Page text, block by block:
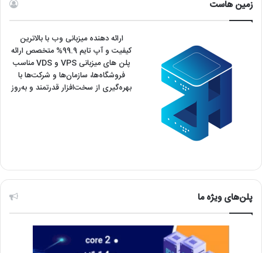
زمین هاست
ارائه دهنده میزبانی وب با بالاترین
کیفیت و آپ تایم 99.9% متخصص ارائه
پلن های میزبانی VPS و VDS مناسب
فروشگاه‌ها، سازمان‌ها و شرکت‌ها با
بهره‌گیری از سخت‌افزار قدرتمند و به‌روز
پلن‌های ویژه ما